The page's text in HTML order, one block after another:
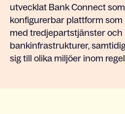
utvecklat Bank Connect
konfigurerbar plattform
med tredjepartstjänster och
bankinfrastrukturer,
sig till olika miljöer inom